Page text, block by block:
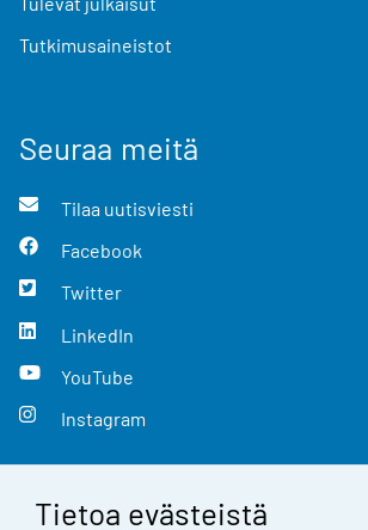
Tietoa evästeistä
Tutkimusaineistot
Seuraa meitä
Tilaa uutisviesti
Facebook
Twitter
LinkedIn
YouTube
Instagram
Yhteystiedot